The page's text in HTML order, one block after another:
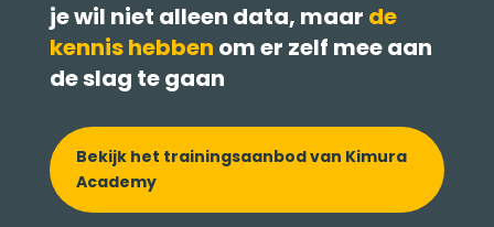
je wil niet alleen data, maar de
kennis hebben om er zelf mee aan
de slag te gaan
Bekijk het trainingsaanbod van Kimura
Academy